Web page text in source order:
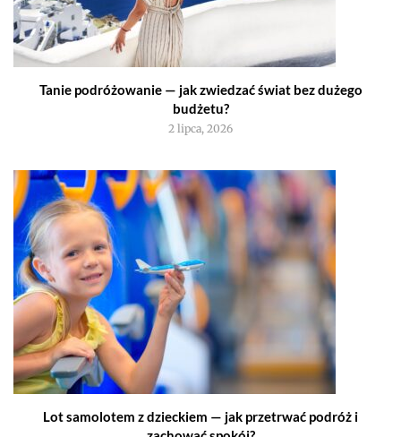
Tanie podróżowanie — jak zwiedzać świat bez dużego
budżetu?
2 lipca, 2026
Lot samolotem z dzieckiem — jak przetrwać podróż i